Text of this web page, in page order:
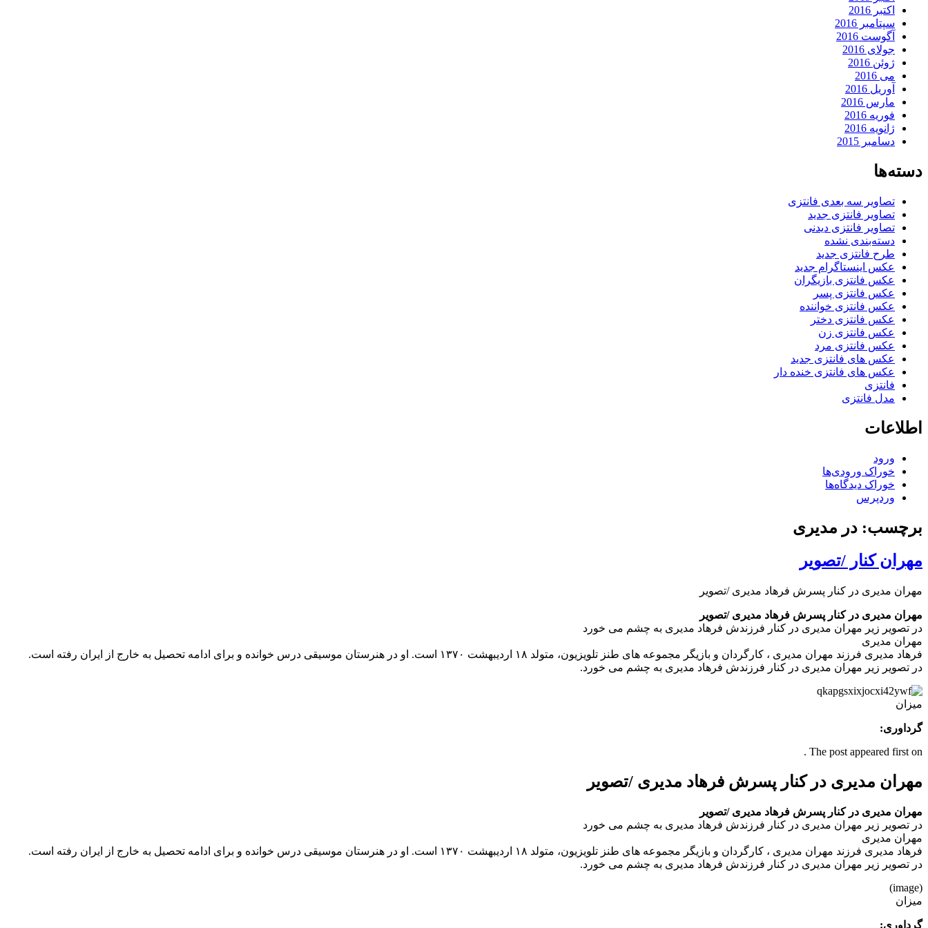
اکتبر 2016
سپتامبر 2016
آگوست 2016
جولای 2016
ژوئن 2016
می 2016
آوریل 2016
مارس 2016
فوریه 2016
ژانویه 2016
دسامبر 2015
دسته‌ها
تصاویر سه بعدی فانتزی
تصاویر فانتزی جدید
تصاویر فانتزی دیدنی
دسته‌بندی نشده
طرح فانتزی جدید
عکس اینستاگرام جدید
عکس فانتزی بازیگران
عکس فانتزی پسر
عکس فانتزی خواننده
عکس فانتزی دختر
عکس فانتزی زن
عکس فانتزی مرد
عکس های فانتزی جدید
عکس های فانتزی خنده دار
فانتزی
مدل فانتزی
اطلاعات
ورود
خوراک ورودی‌ها
خوراک دیدگاه‌ها
وردپرس
برچسب: در مدیری
مهران کنار /تصویر
مهران مدیری در کنار پسرش فرهاد مدیری /تصویر
مهران مدیری در کنار پسرش فرهاد مدیری /تصویر
در تصویر زیر مهران مدیری در کنار فرزندش فرهاد مدیری به چشم می خورد
مهران مديری
فرهاد مدیری فرزند مهران مدیری ، کارگردان و بازیگر مجموعه های طنز تلویزیون، متولد ۱۸ اردیبهشت ۱۳۷۰ است. او در هنرستان موسیقی درس خوانده و برای ادامه تحصیل به خارج از ایران رفته است.
در تصویر زیر مهران مدیری در کنار فرزندش فرهاد مدیری به چشم می خورد.
میزان
گرداوری:
The post appeared first on .
مهران مدیری در کنار پسرش فرهاد مدیری /تصویر
مهران مدیری در کنار پسرش فرهاد مدیری /تصویر
در تصویر زیر مهران مدیری در کنار فرزندش فرهاد مدیری به چشم می خورد
مهران مديری
فرهاد مدیری فرزند مهران مدیری ، کارگردان و بازیگر مجموعه های طنز تلویزیون، متولد ۱۸ اردیبهشت ۱۳۷۰ است. او در هنرستان موسیقی درس خوانده و برای ادامه تحصیل به خارج از ایران رفته است.
در تصویر زیر مهران مدیری در کنار فرزندش فرهاد مدیری به چشم می خورد.
(image)
میزان
گرداوری: